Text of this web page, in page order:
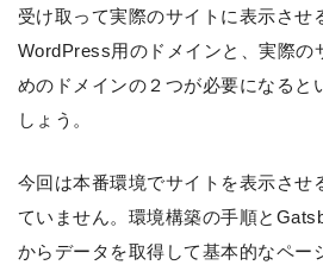
受け取って実際のサイトに表示させ
WordPress用のドメインと、実際の
めのドメインの２つが必要になると
しょう。
今回は本番環境でサイトを表示させ
ていません。環境構築の手順と
からデータを取得して基本的なペー